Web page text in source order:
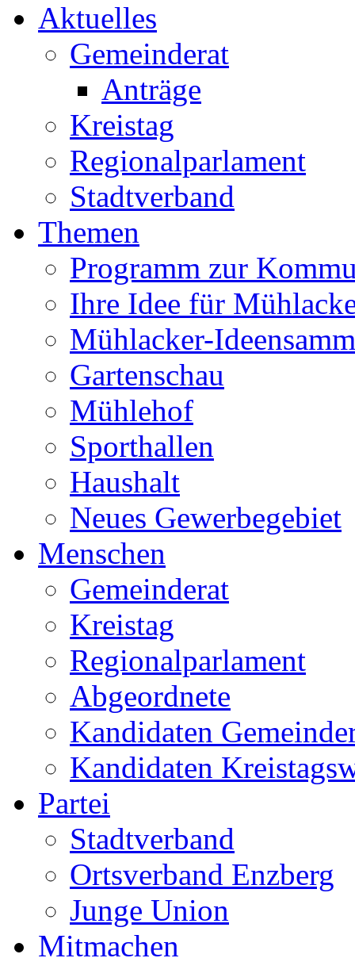
Aktuelles
Gemeinderat
Anträge
Kreistag
Regionalparlament
Stadtverband
Themen
Programm zur
Ihre Idee für
Mühlacker-
Gartenschau
Mühlehof
Sporthallen
Haushalt
Neues Gewerbegebiet
Menschen
Gemeinderat
Kreistag
Regionalparlament
Abgeordnete
Kandidaten
Kandidaten
Partei
Stadtverband
Ortsverband Enzberg
Junge Union
Mitmachen